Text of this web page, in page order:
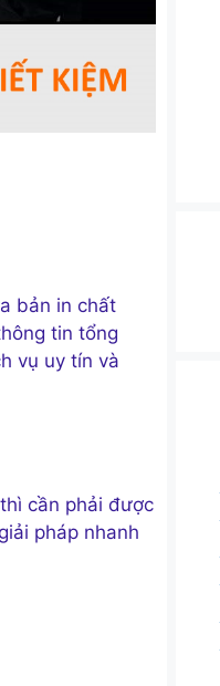
bản in chất
tin tổng
vụ uy tín và
cần phải được
pháp nhanh